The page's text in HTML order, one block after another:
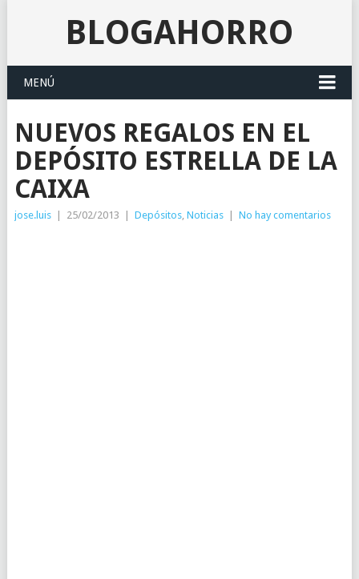
BLOGAHORRO
MENÚ
NUEVOS REGALOS EN EL
DEPÓSITO ESTRELLA DE LA
CAIXA
jose.luis 25/02/2013 Depósitos, Noticias No hay comentarios